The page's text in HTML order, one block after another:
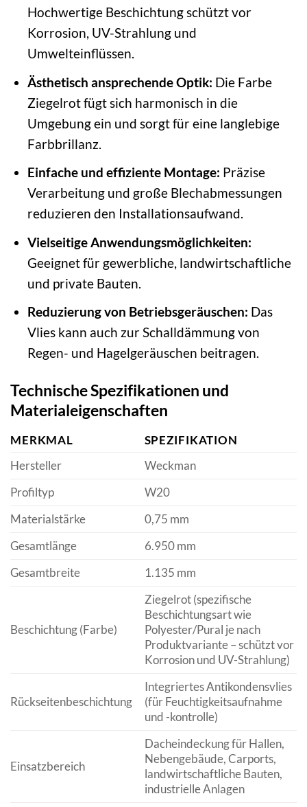
Hochwertige Beschichtung schützt vor
Korrosion, UV-Strahlung und
Umwelteinflüssen.
Ästhetisch ansprechende Optik: Die Farbe
Ziegelrot fügt sich harmonisch in die
Umgebung ein und sorgt für eine langlebige
Farbbrillanz.
Einfache und effiziente Montage: Präzise
Verarbeitung und große Blechabmessungen
reduzieren den Installationsaufwand.
Vielseitige Anwendungsmöglichkeiten:
Geeignet für gewerbliche, landwirtschaftliche
und private Bauten.
Reduzierung von Betriebsgeräuschen: Das
Vlies kann auch zur Schalldämmung von
Regen- und Hagelgeräuschen beitragen.
Technische Spezifikationen und
Materialeigenschaften
MERKMAL
SPEZIFIKATION
Hersteller
Weckman
Profiltyp
W20
Materialstärke
0,75 mm
Gesamtlänge
6.950 mm
Gesamtbreite
1.135 mm
Beschichtung (Farbe)
Ziegelrot (spezifische
Beschichtungsart wie
Polyester/Pural je nach
Produktvariante – schützt vor
Korrosion und UV-Strahlung)
Rückseitenbeschichtung
Integriertes Antikondensvlies
(für Feuchtigkeitsaufnahme
und -kontrolle)
Einsatzbereich
Dacheindeckung für Hallen,
Nebengebäude, Carports,
landwirtschaftliche Bauten,
industrielle Anlagen